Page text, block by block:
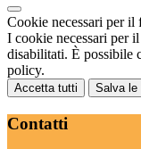
Cookie necessari per il
I cookie necessari per
disabilitati. È possibile
policy.
Accetta tutti Salva le
Contatti